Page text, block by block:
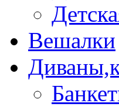
Вешалки